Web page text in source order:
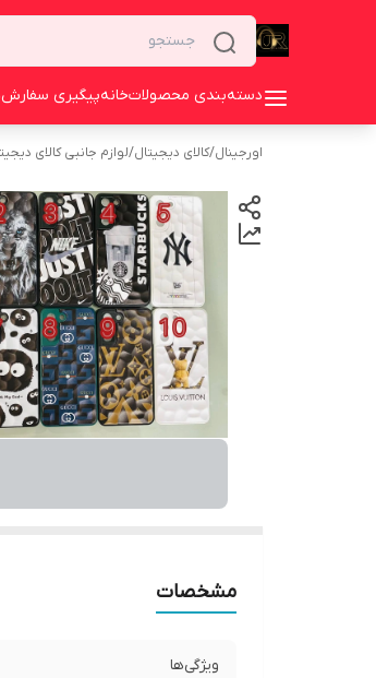
دسته‌بندی محصولاتخانهپیگیری سفارش
اورجینال/کالای دیجیتال/لوازم جانبی کالای
مشخصات
ویژگی‌ها